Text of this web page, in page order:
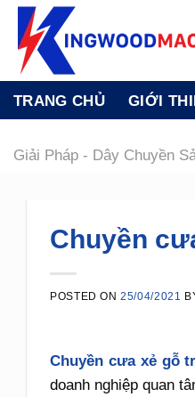
Skip
content
TRANG CHỦ GIỚI
Giải Pháp - Dây Chuyền
Chuyền
POSTED ON25/04/2021
Chuyền cưa xẻ gỗ
doanh nghiệp quan